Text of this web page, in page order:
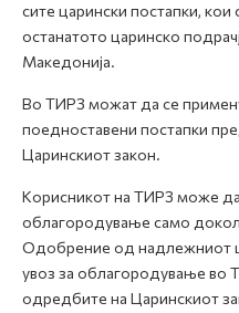
сите царински постапки, кои
останатото царинско
Македонија.
Во ТИРЗ можат да се
поедноставени постапки
Царинскиот закон.
Корисникот на ТИРЗ може
облагородување само
Одобрение од надлежниот
увоз за облагородување во
одредбите на Царинскиот